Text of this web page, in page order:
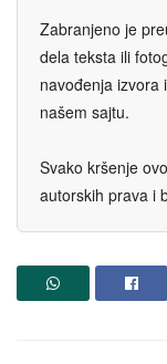
Zabranjeno je
dela teksta ili
navođenja izvora
našem sajtu.
Svako kršenje
autorskih prava i